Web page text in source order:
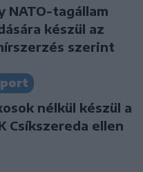
NATO-tagállam
készül az
szerint
nélkül készül a
Csíkszereda ellen